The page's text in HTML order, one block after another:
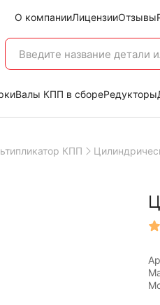
О компанииЛицензииОтзывы
Валы КПП в сбореРедукторы
КПП